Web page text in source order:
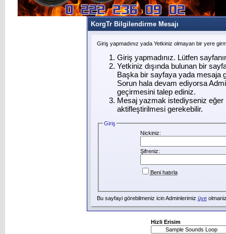
KorgTr Bilgilendirme Mesajı
Giriş yapmadınız yada Yetkiniz olmayan bir yere
Giriş yapmadınız. Lütfen
Yetkiniz dışında bulunan bir
Başka bir sayfaya yada mesaja
Sorun hala devam ediyorsa
geçirmesini talep ediniz.
Mesaj yazmak istediyseniz eğer
aktifleştirilmesi gerekebilir.
Giriş
Nickiniz:
Şifreniz:
Beni hatırla
Bu sayfayi görebilmeniz icin Adminlerimiz üye
Hizli Erisim